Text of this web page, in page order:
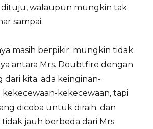
dituju, walaupun mungkin tak
sampai.
masih berpikir; mungkin tidak
antara Mrs. Doubtfire dengan
dari kita. ada keinginan-
kekecewaan-kekecewaan, tapi
dicoba untuk diraih. dan
jauh berbeda dari Mrs.